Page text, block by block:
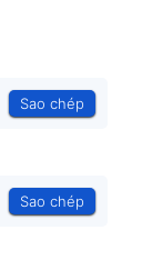
Sao chép
Sao chép